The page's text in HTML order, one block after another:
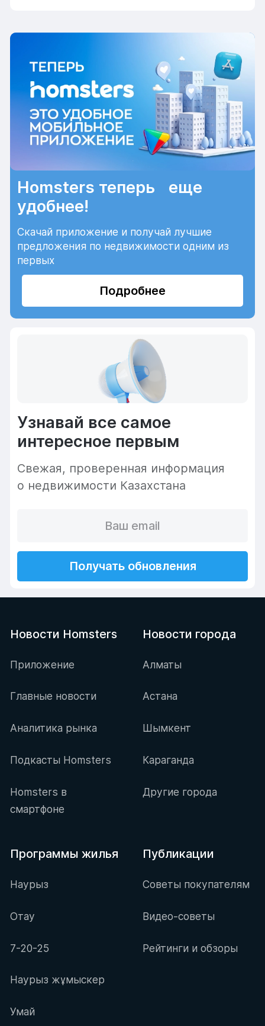
Homsters теперь еще
удобнее!
Скачай приложение и получай лучшие
предложения по недвижимости одним из
первых
Подробнее
Узнавай все самое
интересное первым
Cвежая, проверенная информация
о недвижимости Казахстана
Получать обновления
Новости Homsters
Приложение
Главные новости
Аналитика рынка
Подкасты Homsters
Homsters в
смартфоне
Новости города
Алматы
Астана
Шымкент
Караганда
Другие города
Программы жилья
Наурыз
Отау
7-20-25
Наурыз жұмыскер
Умай
Публикации
Советы покупателям
Видео-советы
Рейтинги и обзоры